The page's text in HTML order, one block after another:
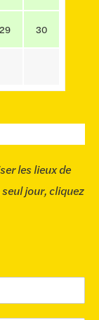
29 30
les lieux de
jour, cliquez